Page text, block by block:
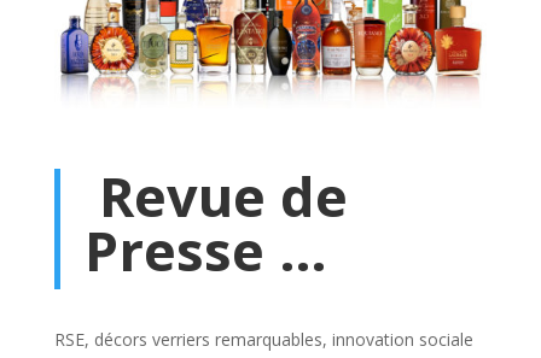
Revue de
Presse …
RSE, décors verriers remarquables, innovation sociale